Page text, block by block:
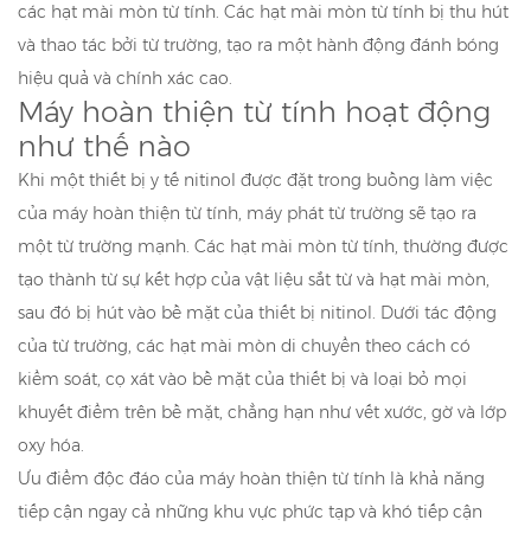
các hạt mài mòn từ tính. Các hạt mài mòn từ tính bị thu hút
và thao tác bởi từ trường, tạo ra một hành động đánh bóng
hiệu quả và chính xác cao.
Máy hoàn thiện từ tính hoạt động
như thế nào
Khi một thiết bị y tế nitinol được đặt trong buồng làm việc
của máy hoàn thiện từ tính, máy phát từ trường sẽ tạo ra
một từ trường mạnh. Các hạt mài mòn từ tính, thường được
tạo thành từ sự kết hợp của vật liệu sắt từ và hạt mài mòn,
sau đó bị hút vào bề mặt của thiết bị nitinol. Dưới tác động
của từ trường, các hạt mài mòn di chuyển theo cách có
kiểm soát, cọ xát vào bề mặt của thiết bị và loại bỏ mọi
khuyết điểm trên bề mặt, chẳng hạn như vết xước, gờ và lớp
oxy hóa.
Ưu điểm độc đáo của máy hoàn thiện từ tính là khả năng
tiếp cận ngay cả những khu vực phức tạp và khó tiếp cận